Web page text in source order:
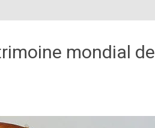
mondial de